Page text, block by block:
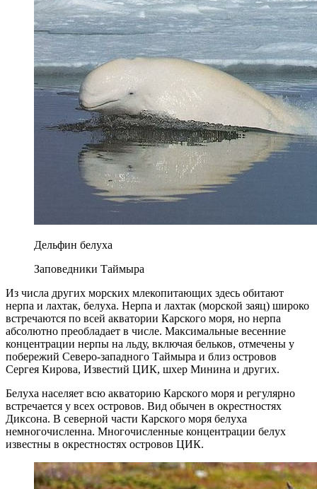
Дельфин белуха
Заповедники Таймыра
Из числа других морских млекопитающих здесь обитают
нерпа и лахтак, белуха. Нерпа и лахтак (морской заяц) широко
встречаются по всей акватории Карского моря, но нерпа
абсолютно преобладает в числе. Максимальные весенние
концентрации нерпы на льду, включая бельков, отмечены у
побережий Северо-западного Таймыра и близ островов
Сергея Кирова, Известий ЦИК, шхер Минина и других.
Белуха населяет всю акваторию Карского моря и регулярно
встречается у всех островов. Вид обычен в окрестностях
Диксона. В северной части Карского моря белуха
немногочисленна. Многочисленные концентрации белух
известны в окрестностях островов ЦИК.